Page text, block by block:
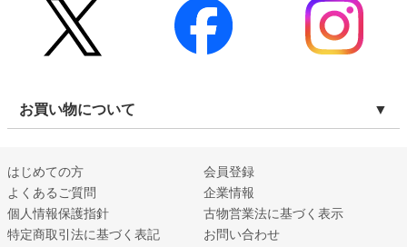
お買い物について
はじめての方
会員登録
よくあるご質問
企業情報
個人情報保護指針
古物営業法に基づく表示
特定商取引法に基づく表記
お問い合わせ